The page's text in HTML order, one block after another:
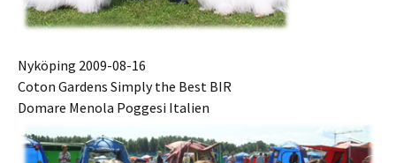
Nyköping 2009-08-16
Coton Gardens Simply the Best BIR
Domare Menola Poggesi Italien